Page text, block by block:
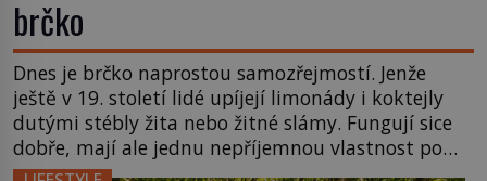
brčko
Dnes je brčko naprostou samozřejmostí. Jenže
ještě v 19. století lidé upíjejí limonády i koktejly
dutými stébly žita nebo žitné slámy. Fungují sice
dobře, mají ale jednu nepříjemnou vlastnost po
chvíli se rozmáčejí a nápoji dodávají travnatou